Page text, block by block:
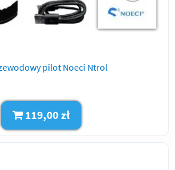
pilot Noeci Ntrol
119,00 zł